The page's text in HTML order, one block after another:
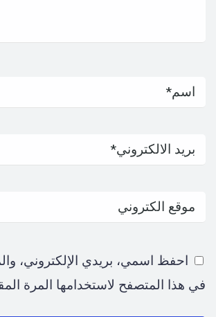
احفظ اسمي، بريدي الإلكتروني،
في هذا المتصفح لاستخدامها المرة